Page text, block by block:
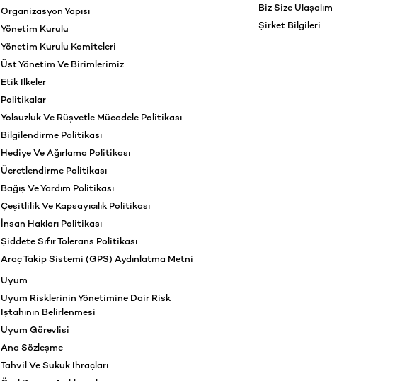
Organizasyon Yapısı
Yönetim Kurulu
Yönetim Kurulu Komiteleri
Üst Yönetim Ve Birimlerimiz
Etik Ilkeler
Politikalar
Yolsuzluk Ve Rüşvetle Mücadele Politikası
Bilgilendirme Politikası
Hediye Ve Ağırlama Politikası
Ücretlendirme Politikası
Bağış Ve Yardım Politikası
Çeşitlilik Ve Kapsayıcılık Politikası
İnsan Hakları Politikası
Şiddete Sıfır Tolerans Politikası
Araç Takip Sistemi (GPS) Aydınlatma Metni
Uyum
Uyum Risklerinin Yönetimine Dair Risk
Iştahının Belirlenmesi
Uyum Görevlisi
Ana Sözleşme
Tahvil Ve Sukuk Ihraçları
Biz Size Ulaşalım
Şirket Bilgileri